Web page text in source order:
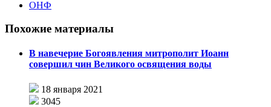
ОНФ
Похожие материалы
В навечерие Богоявления митрополит Иоанн
совершил чин Великого освящения воды
18 января 2021
3045